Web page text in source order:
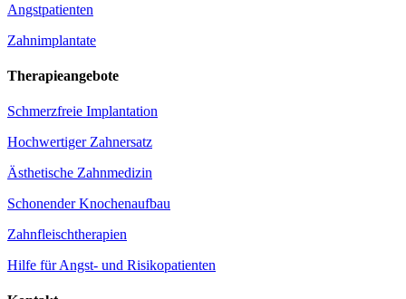
Angstpatienten
Zahnimplantate
Therapieangebote
Schmerzfreie Implantation
Hochwertiger Zahnersatz
Ästhetische Zahnmedizin
Schonender Knochenaufbau
Zahnfleischtherapien
Hilfe für Angst- und Risikopatienten